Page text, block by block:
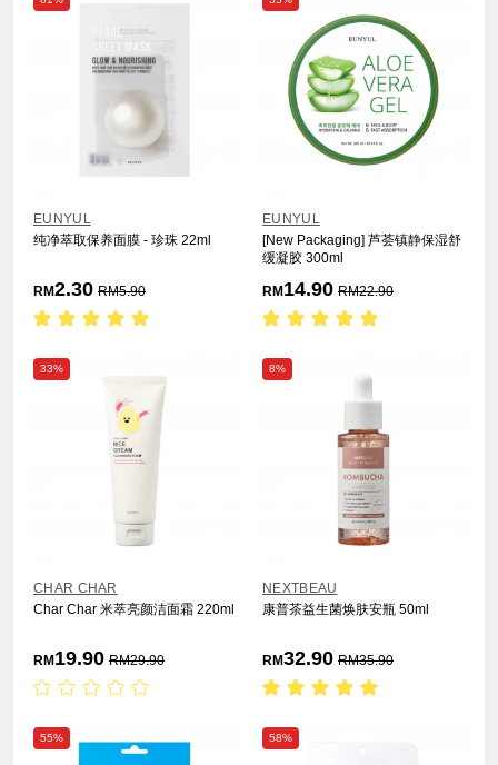
EUNYUL
纯净萃取保养面膜 - 珍珠 22ml
RM2.30 RM5.90
EUNYUL
[New Packaging] 芦荟镇静保湿舒
缓凝胶 300ml
RM 14.90 RM22.90
33%
CHAR CHAR
Char Char 米萃亮颜洁面霜 220ml
RM 19.90 RM29.90
8%
NEXTBEAU
康普茶益生菌焕肤安瓶 50ml
RM32.90 RM35.90
55% 58%